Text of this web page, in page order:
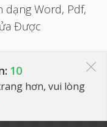
dạng Word, Pdf,
Được
10
hơn, vui lòng